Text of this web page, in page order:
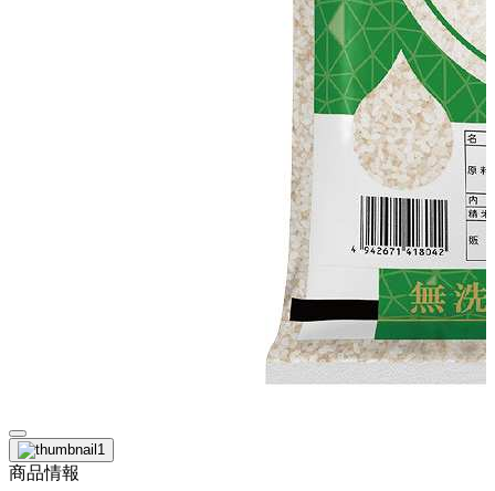
商品情報